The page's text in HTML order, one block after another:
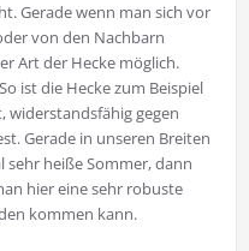
Gerade wenn man sich vor
von den Nachbarn
Art der Hecke möglich.
ist die Hecke zum Beispiel
widerstandsfähig gegen
Gerade in unseren Breiten
heiße Sommer, dann
hier eine sehr robuste
kommen kann.